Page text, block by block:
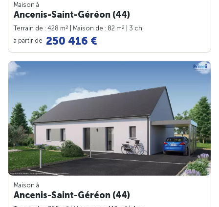
Maison à
Ancenis-Saint-Géréon (44)
Terrain de : 428 m2 | Maison de : 82 m2
| 3 ch.
à partir de 250 416 €
Maison à
Ancenis-Saint-Géréon (44)